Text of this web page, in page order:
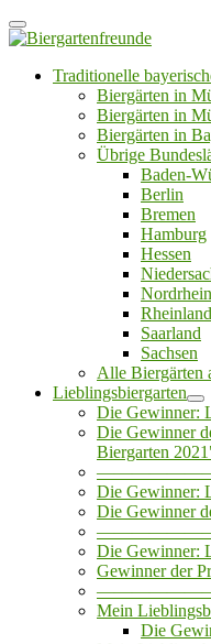
Traditionelle
Biergärten in
Biergärten in
Biergärten in
Übrige
Baden-
Berlin
Bremen
Hamburg
Hessen
Saarland
Sachsen
Alle Biergärten
Lieblingsbiergarten
Die Gewinner:
Die Gewinner
Biergarten
Die Gewinner:
Die Gewinner
Die Gewinner:
Gewinner der
Mein
Die